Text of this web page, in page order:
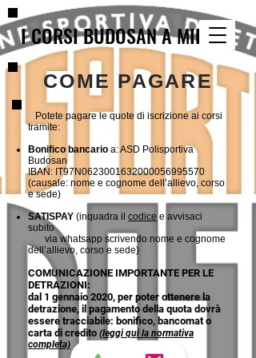
I CORSI BUDOSAN A MILANO
COME PAGARE
Potete pagare le quote di iscrizione ai corsi
tramite:
Bonifico bancario a: ASD Polisportiva
Budosan
IBAN: IT97N0623001632000056995570
(causale: nome e cognome dell’allievo, corso
e sede)
SATISPAY (inquadra il codice e avvisaci
subito
via whatsapp scrivendo nome e cognome
dell’allievo, corso e sede)
COMUNICAZIONE IMPORTANTE PER LE
DETRAZIONI:
dal 1 gennaio 2020, per poter ottenere la
detrazione, il pagamento della quota dovrà
essere tracciabile: bonifico, bancomat o
carta di credito (leggi qui la normativa
completa)